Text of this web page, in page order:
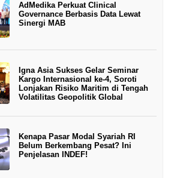
AdMedika Perkuat Clinical
Governance Berbasis Data Lewat
Sinergi MAB
Igna Asia Sukses Gelar Seminar
Kargo Internasional ke-4, Soroti
Lonjakan Risiko Maritim di Tengah
Volatilitas Geopolitik Global
Kenapa Pasar Modal Syariah RI
Belum Berkembang Pesat? Ini
Penjelasan INDEF!